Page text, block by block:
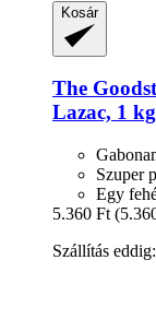
Kosár
The
Lazac, 1 kg
Szuper
Egy
5.360 Ft
Szállítás